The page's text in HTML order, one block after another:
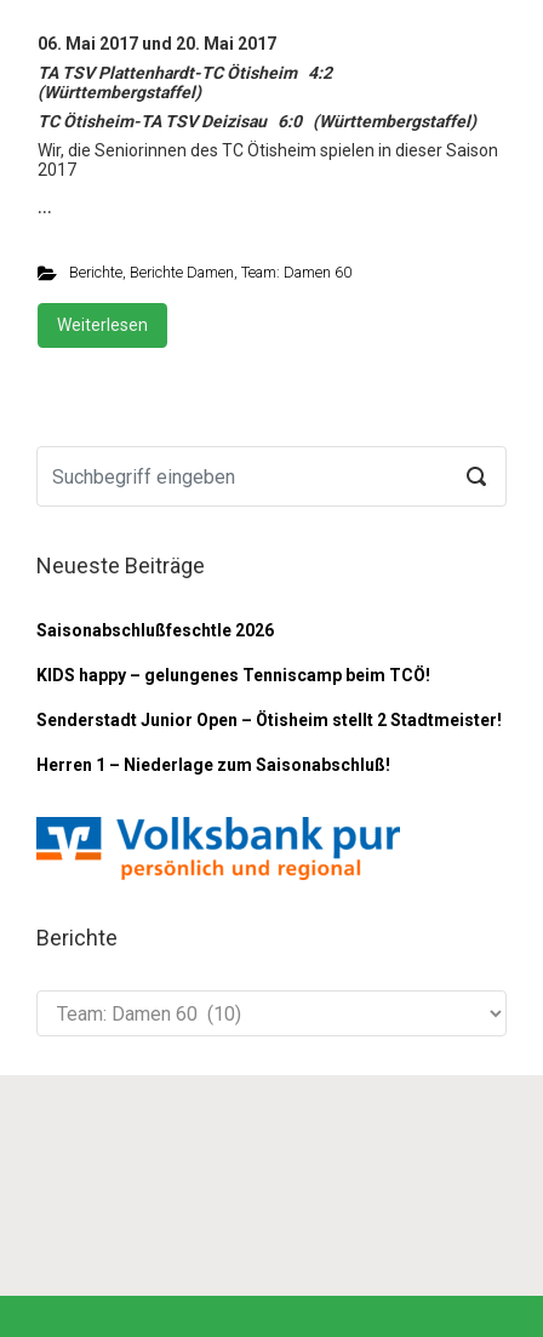
06. Mai 2017 und 20. Mai 2017
TA TSV Plattenhardt-TC Ötisheim 4:2
(Württembergstaffel)
TC Ötisheim-TA TSV Deizisau 6:0 (Württembergstaffel)
Wir, die Seniorinnen des TC Ötisheim spielen in dieser Saison
2017
…
Berichte, Berichte Damen, Team: Damen 60
Weiterlesen
Neueste Beiträge
Saisonabschlußfeschtle 2026
KIDS happy – gelungenes Tenniscamp beim TCÖ!
Senderstadt Junior Open – Ötisheim stellt 2 Stadtmeister!
Herren 1 – Niederlage zum Saisonabschluß!
Berichte